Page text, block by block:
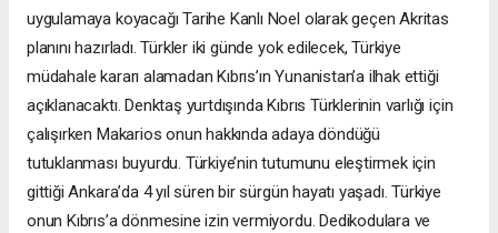
uygulamaya koyacağı Tarihe Kanlı Noel olarak geçen Akritas
planını hazırladı. Türkler iki günde yok edilecek, Türkiye
müdahale kararı alamadan Kıbrıs’ın Yunanistan’a ilhak ettiği
açıklanacaktı. Denktaş yurtdışında Kıbrıs Türklerinin varlığı için
çalışırken Makarios onun hakkında adaya döndüğü
tutuklanması buyurdu. Türkiye’nin tutumunu eleştirmek için
gittiği Ankara’da 4 yıl süren bir sürgün hayatı yaşadı. Türkiye
onun Kıbrıs’a dönmesine izin vermiyordu. Dedikodulara ve